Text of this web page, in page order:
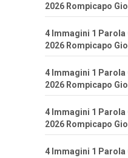
2026 Rompicapo
4 Immagini 1
2026 Rompicapo
4 Immagini 1
2026 Rompicapo
4 Immagini 1
2026 Rompicapo
4 Immagini 1